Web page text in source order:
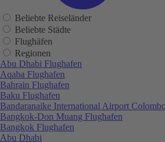
Beliebte Reiseländer
Beliebte Städte
Flughäfen
Regionen
Abu Dhabi Flughafen
Aqaba Flughafen
Bahrain Flughafen
Baku Flughafen
Bandaranaike International Airport
Bangkok-Don Muang Flughafen
Bangkok Flughafen
Abu Dhabi